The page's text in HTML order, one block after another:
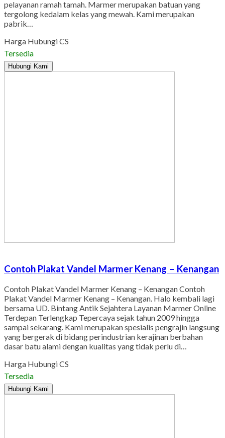
pelayanan ramah tamah. Marmer merupakan batuan yang
tergolong kedalam kelas yang mewah. Kami merupakan
pabrik…
Harga Hubungi CS
Tersedia
Hubungi Kami
Contoh Plakat Vandel Marmer Kenang – Kenangan
Contoh Plakat Vandel Marmer Kenang – Kenangan Contoh
Plakat Vandel Marmer Kenang – Kenangan. Halo kembali lagi
bersama UD. Bintang Antik Sejahtera Layanan Marmer Online
Terdepan Terlengkap Tepercaya sejak tahun 2009 hingga
sampai sekarang. Kami merupakan spesialis pengrajin langsung
yang bergerak di bidang perindustrian kerajinan berbahan
dasar batu alami dengan kualitas yang tidak perlu di…
Harga Hubungi CS
Tersedia
Hubungi Kami